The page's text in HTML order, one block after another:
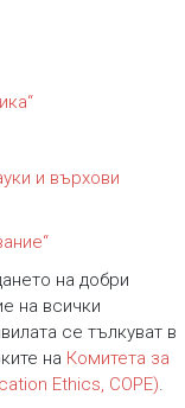
и върхови
на добри
на всички
се тълкуват в
на Комитета за
Ethics, COPE).